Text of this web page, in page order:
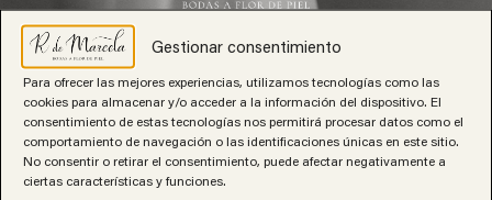
Gestionar consentimiento
Para ofrecer las mejores experiencias, utilizamos tecnologías como las
cookies para almacenar y/o acceder a la información del dispositivo. El
consentimiento de estas tecnologías nos permitirá procesar datos como el
comportamiento de navegación o las identificaciones únicas en este sitio.
No consentir o retirar el consentimiento, puede afectar negativamente a
ciertas características y funciones.
NEWSLETTER
Apúntate a nuestra newsletter donde encontrarás